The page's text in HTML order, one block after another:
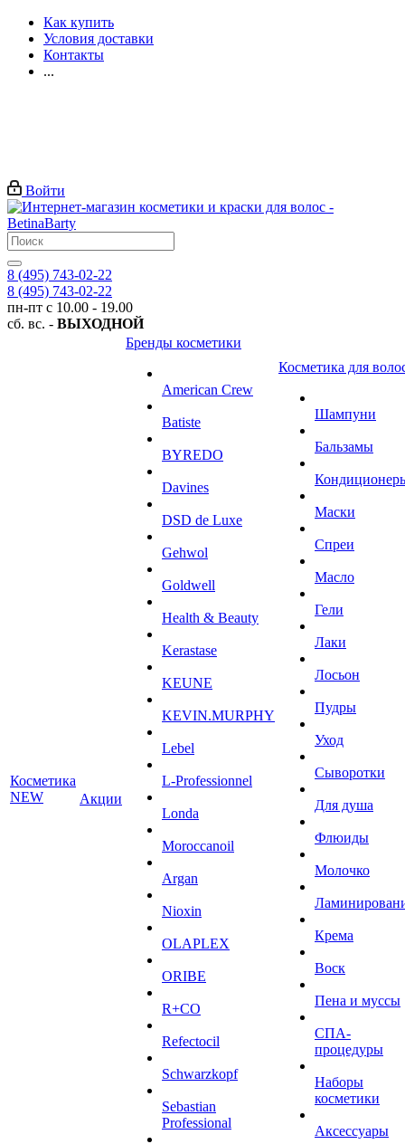
Как купить
Условия доставки
Контакты
...
Войти
8 (495) 743-02-22
8 (495) 743-02-22
пн-пт с 10.00 - 19.00
сб. вс. - ВЫХОДНОЙ
Косметика
NEW
Акции
Бренды косметики
American Crew
Batiste
BYREDO
Davines
DSD de Luxe
Gehwol
Goldwell
Health & Beauty
Kerastase
KEUNE
KEVIN.MURPHY
Lebel
L-Professionnel
Londa
Moroccanoil
Argan
Niохin
OLAPLEX
ORIBE
R+CO
Refectocil
Schwarzkopf
Sebastian
Professional
Косметика для
Шампуни
Бальзамы
Маски
Спреи
Масло
Гели
Лаки
Лосьон
Пудры
Уход
Сыворотки
Для душа
Флюиды
Молочко
Крема
Воск
Пена и муссы
СПА-
процедуры
Наборы
косметики
Аксессуары